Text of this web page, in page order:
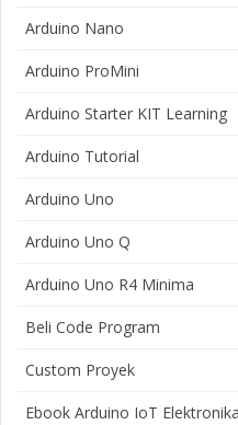
Arduino Nano
Arduino ProMini
Arduino Starter KIT Learning
Arduino Tutorial
Arduino Uno
Arduino Uno Q
Arduino Uno R4 Minima
Beli Code Program
Custom Proyek
Ebook Arduino IoT Elektronika